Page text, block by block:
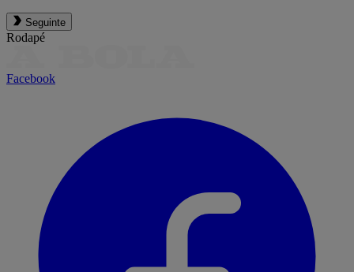
Seguinte
Rodapé
Facebook